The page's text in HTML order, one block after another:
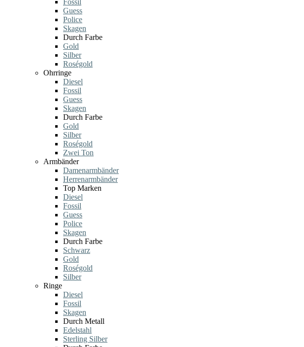
Fossil
Guess
Police
Skagen
Durch Farbe
Gold
Silber
Roségold
Ohrringe
Diesel
Fossil
Guess
Skagen
Durch Farbe
Gold
Silber
Roségold
Zwei Ton
Armbänder
Damenarmbänder
Herrenarmbänder
Top Marken
Diesel
Fossil
Guess
Police
Skagen
Durch Farbe
Schwarz
Gold
Roségold
Silber
Ringe
Diesel
Fossil
Skagen
Durch Metall
Edelstahl
Sterling Silber